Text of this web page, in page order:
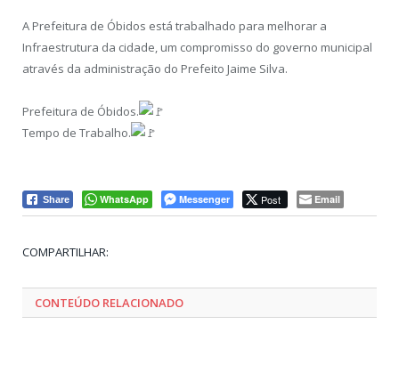
A Prefeitura de Óbidos está trabalhado para melhorar a
Infraestrutura da cidade, um compromisso do governo municipal
através da administração do Prefeito Jaime Silva.
Prefeitura de Óbidos.
Tempo de Trabalho.
Share WhatsApp Messenger Post Email
COMPARTILHAR:
CONTEÚDO RELACIONADO